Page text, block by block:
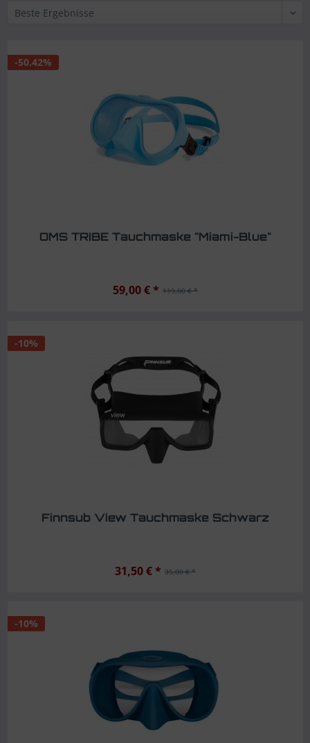
-50.42%
OMS TRIBE Tauchmaske "Miami-Blue"
119,00 € *
59,00 € *
-10%
Finnsub View Tauchmaske Schwarz
35,00 € *
31,50 € *
-10%